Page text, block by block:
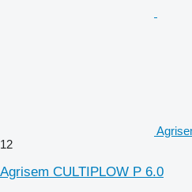
12
Agrisem CULTIPLOW P 6.0